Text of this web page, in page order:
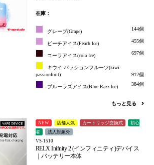
在庫：
グレープ(Grape) 144個
ピーチアイス(Peach Ice) 455個
コーラアイス(cola Ice) 697個
キウイ パッションフルーツ(kiwi
passionfruit)
912個
ブルーラズアイス(Blue Razz Ice) 384個
もっと見る
NEW 店舗人気 カートリッジ交換式
初心
者
法人対象外
VS-1510
RELX Inifnity 2 (インフィニティ)デバイス
｜バッテリー本体